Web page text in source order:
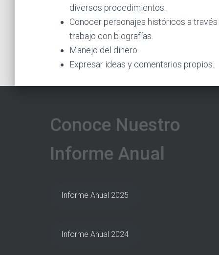
diversos procedimientos.
Conocer personajes históricos a
trabajo con biografías.
Manejo del dinero.
Expresar ideas y comentarios propios..
Conoce Nuestro
Informe Anual
Informe Anual 2025
Informe Anual 2024